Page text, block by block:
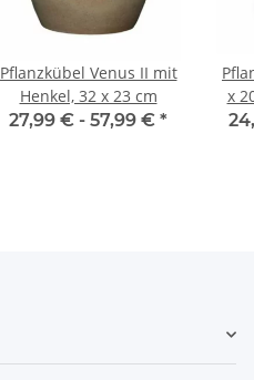
Pflanzkübel Venus II mit
Henkel, 32 x 23 cm
27,99 € - 57,99 € *
x